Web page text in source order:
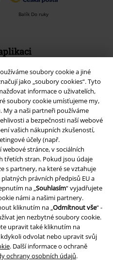
soubory cookie a jiné
jako „soubory cookies“. Tyto
informace o uživatelích,
soubory cookie umísťujeme my,
My a naši partneři používáme
a bezpečnosti naší webové
vašich nákupních zkušeností,
účely (např.
stránce, v sociálních
třetích stran. Pokud jsou údaje
s partnery, na které se vztahuje
právních předpisů EU a
na „Souhlasím“ vyjadřujete
námi a našimi partnery.
kliknutím na „Odmítnout vše“ -
jen nezbytné soubory cookie.
upravit také kliknutím na
odvolat nebo upravit svůj
. Další informace o ochraně
ochrany osobních údajů.
Balík Do ruky
výhody!
Group Company